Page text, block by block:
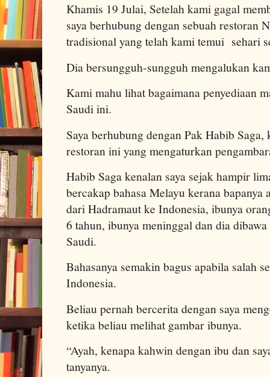
Khamis 19 Julai, Setelah kami gagal
saya berhubung dengan sebuah restoran
tradisional yang telah kami temui sehari
Dia bersungguh-sungguh mengalukan
Kami mahu lihat bagaimana penyediaan
Saudi ini.
Saya berhubung dengan Pak Habib Saga,
restoran ini yang mengaturkan
Habib Saga kenalan saya sejak hampir
bercakap bahasa Melayu kerana bapanya
dari Hadramaut ke Indonesia, ibunya
6 tahun, ibunya meninggal dan dia
Saudi.
Bahasanya semakin bagus apabila salah
Indonesia.
Beliau pernah bercerita dengan saya
ketika beliau melihat gambar ibunya.
“Ayah, kenapa kahwin dengan ibu dan
tanyanya.